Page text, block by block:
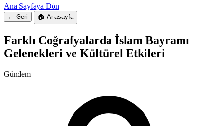
Ana Sayfaya Dön
← Geri 🏠 Anasayfa
Farklı Coğrafyalarda İslam Bayramı
Gelenekleri ve Kültürel Etkileri
Gündem